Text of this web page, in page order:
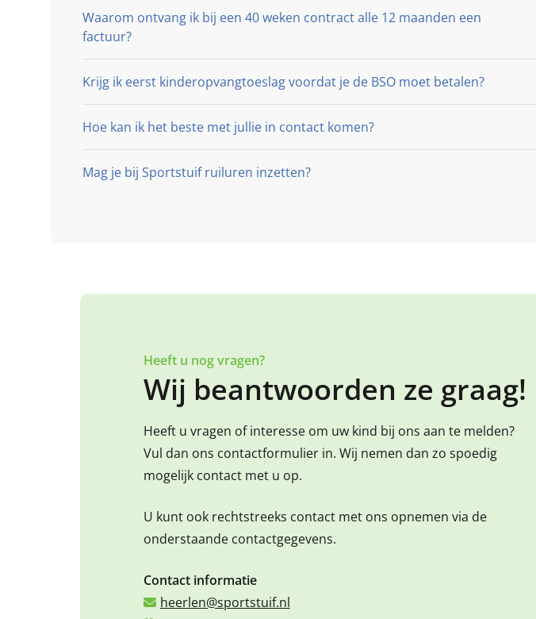
Waarom ontvang ik bij een 40 weken contract alle 12 maanden een
factuur?
Krijg ik eerst kinderopvangtoeslag voordat je de BSO moet betalen?
Hoe kan ik het beste met jullie in contact komen?
Mag je bij Sportstuif ruiluren inzetten?
G
Heeft u nog vragen?
Wij beantwoorden ze graag!
Heeft u vragen of interesse om uw kind bij ons aan te melden?
Vul dan ons contactformulier in. Wij nemen dan zo spoedig
mogelijk contact met u op.
U kunt ook rechtstreeks contact met ons opnemen via de
onderstaande contactgegevens.
Contact informatie
heerlen@sportstuif.nl